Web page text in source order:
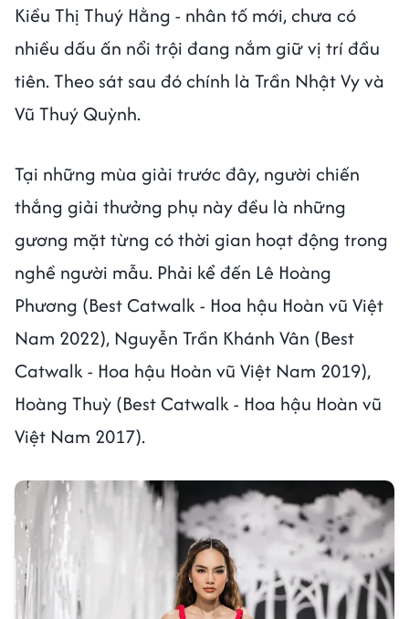
Kiều Thị Thuý Hằng - nhân tố mới, chưa có
nhiều dấu ấn nổi trội đang nắm giữ vị trí đầu
tiên. Theo sát sau đó chính là Trần Nhật Vy và
Vũ Thuý Quỳnh.
Tại những mùa giải trước đây, người chiến
thắng giải thưởng phụ này đều là những
gương mặt từng có thời gian hoạt động trong
nghề người mẫu. Phải kể đến Lê Hoàng
Phương (Best Catwalk - Hoa hậu Hoàn vũ Việt
Nam 2022), Nguyễn Trần Khánh Vân (Best
Catwalk - Hoa hậu Hoàn vũ Việt Nam 2019),
Hoàng Thuỳ (Best Catwalk - Hoa hậu Hoàn vũ
Việt Nam 2017).